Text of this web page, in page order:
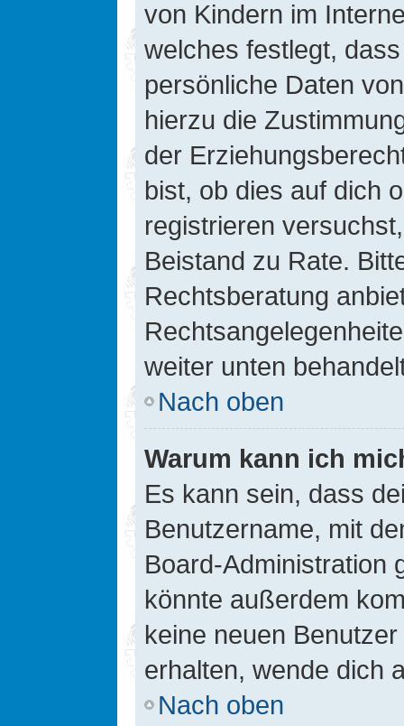
von Kindern im
welches festlegt,
persönliche Daten
hierzu die
der
bist, ob dies auf dich
registrieren
Beistand zu Rate.
Rechtsberatung
weiter unten
Nach oben
Warum kann ich
Es kann sein, dass
Benutzername, mit
Board-Administration
könnte außerdem
keine neuen
erhalten, wende dich
Nach oben